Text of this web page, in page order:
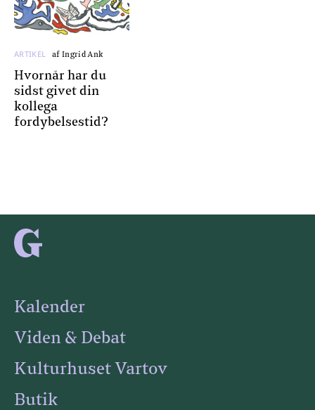
ARTIKEL af Ingrid Ank
Hvornår har du
sidst givet din
kollega
fordybelsestid?
Kalender
Viden & Debat
Kulturhuset Vartov
Butik